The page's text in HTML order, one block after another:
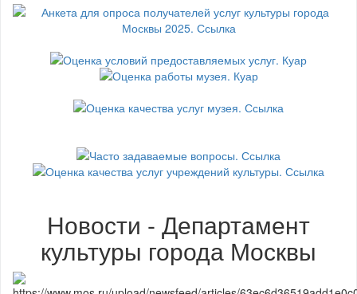
Новости - Департамент
культуры города Москвы